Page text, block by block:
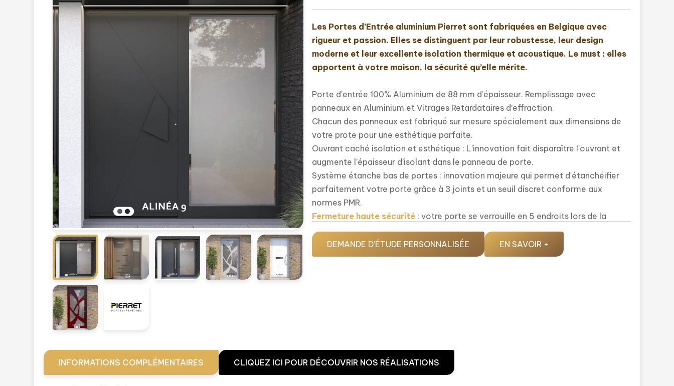
Les Portes d’Entrée aluminium Pierret sont fabriquées en Belgique avec
rigueur et passion. Elles se distinguent par leur robustesse, leur design
moderne et leur excellente isolation thermique et acoustique. Le must : elles
apportent à votre maison, la sécurité qu’elle mérite.
Porte d’entrée 100% Aluminium de 88 mm d’épaisseur. Remplissage avec
panneaux en Aluminium et Vitrages Retardataires d’effraction.
Chacun des panneaux est fabriqué sur mesure spécialement aux dimensions de
votre prote pour une esthétique parfaite.
Ouvrant caché isolation et esthétique : L’innovation fait disparaître l’ouvrant et
augmente l’épaisseur d’isolant dans le panneau de porte.
Système étanche bas de portes : innovation majeure qui permet d’étanchéifier
parfaitement votre porte grâce à 3 joints et un seuil discret conforme aux
normes PMR.
Fermeture haute sécurité : votre porte se verrouille en 5 endroits lors de la
fermeture.
Large collection : Faites votre choix parmi de
70 modèlesdont de nombreux
ouvrants cachés qui allient modernité et performance thermique.
DEMANDE D'ÉTUDE PERSONNALISÉE EN SAVOIR +
INFORMATIONS COMPLÉMENTAIRES CLIQUEZ ICI POUR DÉCOUVRIR NOS RÉALISATIONS